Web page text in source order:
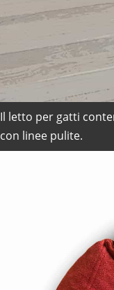
Il letto per gatti
con linee pulite.